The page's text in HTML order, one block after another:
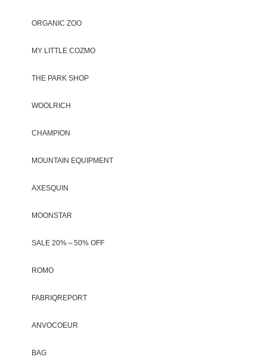
ORGANIC ZOO
MY LITTLE COZMO
THE PARK SHOP
WOOLRICH
CHAMPION
MOUNTAIN EQUIPMENT
AXESQUIN
MOONSTAR
SALE 20%～50% OFF
ROMO
FABRIQREPORT
ANVOCOEUR
BAG